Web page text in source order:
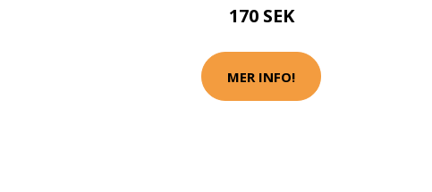
170 SEK
MER INFO!